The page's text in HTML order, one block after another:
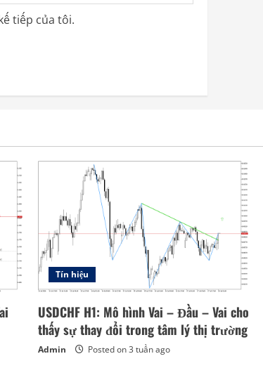
tiếp của tôi.
Tín hiệu
USDCHF H1: Mô hình Vai – Đầu – Vai cho
thấy sự thay đổi trong tâm lý thị trường
Admin Posted on 3 tuần ago